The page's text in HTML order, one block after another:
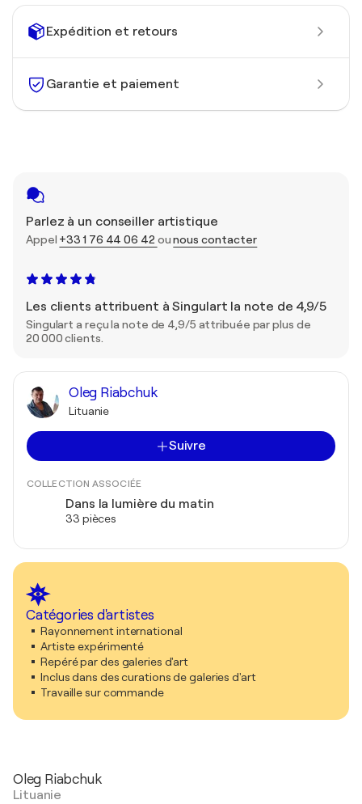
Expédition et retours
Garantie et paiement
Parlez à un conseiller artistique
Appel +33 1 76 44 06 42 ounous contacter
Les clients attribuent à Singulart la note de 4,9/5
Singulart a reçu la note de 4,9/5 attribuée par plus de
20 000 clients.
Oleg Riabchuk
Lituanie
Suivre
COLLECTION ASSOCIÉE
Dans la lumière du matin
33 pièces
Catégories d'artistes
Rayonnement international
Artiste expérimenté
Repéré par des galeries d'art
Inclus dans des curations de galeries d'art
Travaille sur commande
Oleg Riabchuk
Lituanie